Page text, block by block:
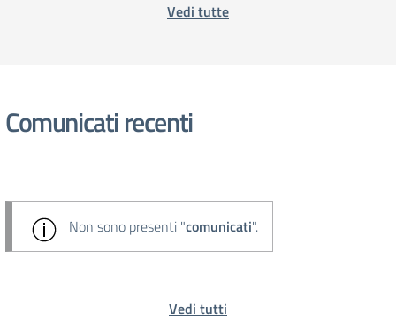
Vedi tutte
Comunicati recenti
Non sono presenti "comunicati".
Vedi tutti